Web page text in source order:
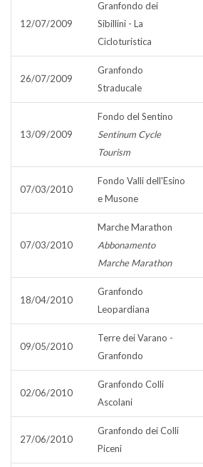
12/07/2009
Granfondo dei
Sibillini - La
Cicloturistica
26/07/2009
Granfondo
Straducale
13/09/2009
Fondo del Sentino
Sentinum Cycle
Tourism
07/03/2010
Fondo Valli dell'Esino
e Musone
07/03/2010
Marche Marathon
Abbonamento
Marche Marathon
18/04/2010
Granfondo
Leopardiana
09/05/2010
Terre dei Varano -
Granfondo
02/06/2010
Granfondo Colli
Ascolani
27/06/2010
Granfondo dei Colli
Piceni